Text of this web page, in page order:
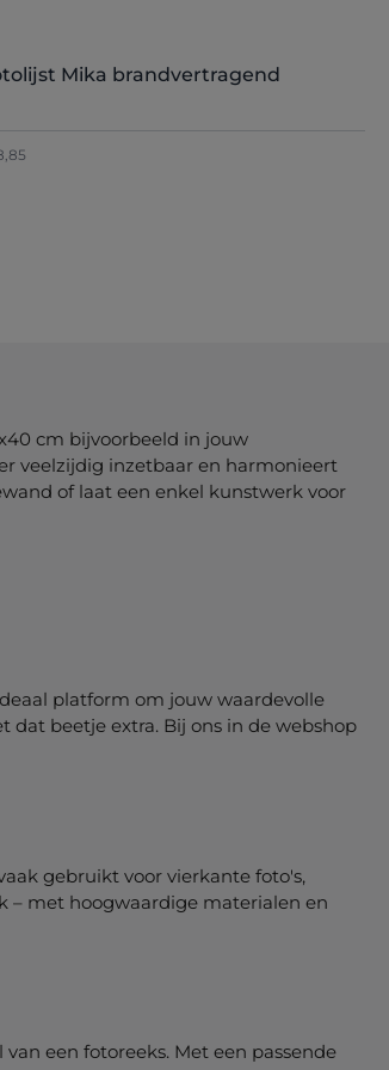
Mika brandvertragend
cm bijvoorbeeld in jouw
veelzijdig inzetbaar en harmonieert
of laat een enkel kunstwerk voor
platform om jouw waardevolle
beetje extra. Bij ons in de webshop
gebruikt voor vierkante foto's,
– met hoogwaardige materialen en
een fotoreeks. Met een passende